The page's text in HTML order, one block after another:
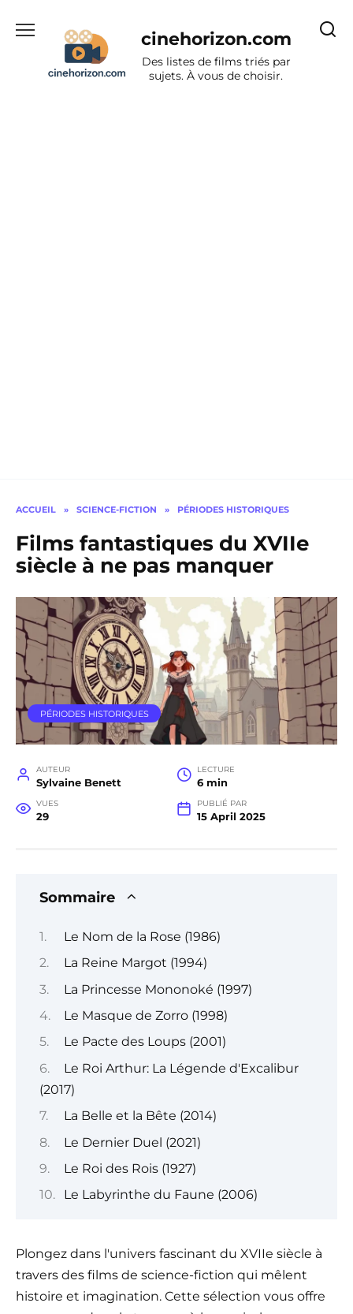
cinehorizon.com
Des listes de films triés par
sujets. À vous de choisir.
ACCUEIL » SCIENCE-FICTION » PÉRIODES HISTORIQUES
Films fantastiques du XVIIe
siècle à ne pas manquer
PÉRIODES HISTORIQUES
AUTEUR
Sylvaine Benett
LECTURE
6 min
VUES
29
PUBLIÉ PAR
15 April 2025
Sommaire
Le Nom de la Rose (1986)
La Reine Margot (1994)
La Princesse Mononoké (1997)
Le Masque de Zorro (1998)
Le Pacte des Loups (2001)
Le Roi Arthur: La Légende d'Excalibur
(2017)
La Belle et la Bête (2014)
Le Dernier Duel (2021)
Le Roi des Rois (1927)
Le Labyrinthe du Faune (2006)
Plongez dans l'univers fascinant du XVIIe siècle à
travers des films de science-fiction qui mêlent
histoire et imagination. Cette sélection vous offre